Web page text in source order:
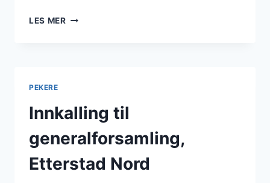
LES MERNYTT
PEKERE
Innkalling til
generalforsamling,
Etterstad Nord